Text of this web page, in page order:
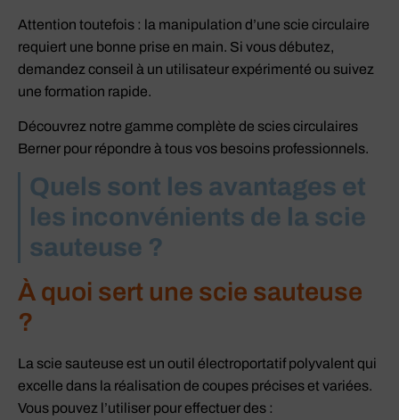
Attention toutefois : la manipulation d’une scie circulaire
requiert une bonne prise en main. Si vous débutez,
demandez conseil à un utilisateur expérimenté ou suivez
une formation rapide.
Découvrez notre gamme complète de scies circulaires
Berner pour répondre à tous vos besoins professionnels.
Quels sont les avantages et
les inconvénients de la scie
sauteuse ?
À quoi sert une scie sauteuse
?
La scie sauteuse est un outil électroportatif polyvalent qui
excelle dans la réalisation de coupes précises et variées.
Vous pouvez l’utiliser pour effectuer des :